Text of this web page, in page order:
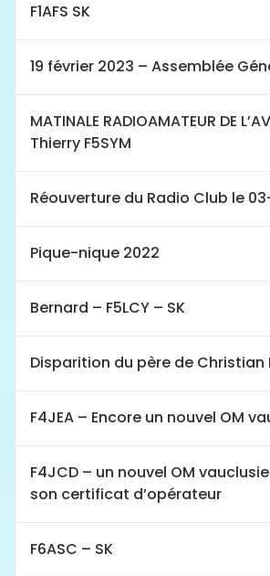
F1AFS SK
19 février 2023 – Assemblée
MATINALE RADIOAMATEUR DE
Thierry F5SYM
Réouverture du Radio Club le
Pique-nique 2022
Bernard – F5LCY – SK
Disparition du père de Christian
F4JEA – Encore un nouvel OM
F4JCD – un nouvel OM
son certificat d’opérateur
F6ASC – SK